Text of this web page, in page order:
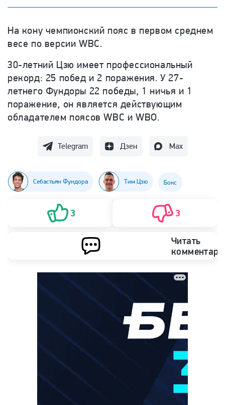
На кону чемпионский пояс в первом среднем
весе по версии WBC.
30-летний Цзю имеет профессиональный
рекорд: 25 побед и 2 поражения. У 27-
летнего Фундоры 22 победы, 1 ничья и 1
поражение, он является действующим
обладателем поясов WBC и WBO.
Telegram Дзен Max
Себастьян Фундора Тим Цзю Бокс
3 3
Читать